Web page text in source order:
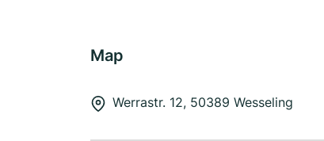
Map
Werrastr. 12, 50389 Wesseling